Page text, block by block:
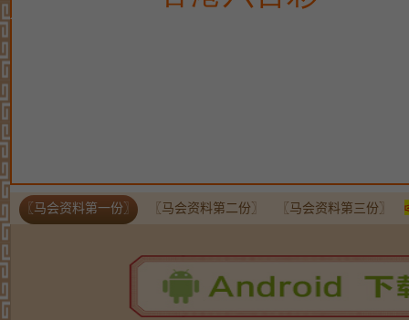
〖马会资料第一份〗 〖马会资料第二份〗 〖马会资料第三份〗